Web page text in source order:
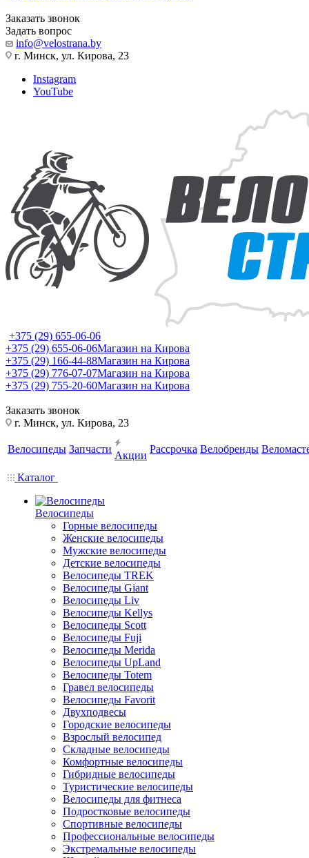
Заказать звонок
Задать вопрос
info@velostrana.by
г. Минск, ул. Кирова, 23
Instagram
YouTube
+375 (29) 655-06-06
+375 (29) 655-06-06Магазин на Кирова
+375 (29) 166-44-88Магазин на Кирова
+375 (29) 776-07-07Магазин на Кирова
+375 (29) 755-20-60Магазин на Кирова
Заказать звонок
г. Минск, ул. Кирова, 23
Велосипеды Запчасти
Акции
Рассрочка Велобренды
Каталог
Велосипеды
Горные велосипеды
Женские велосипеды
Мужские велосипеды
Детские велосипеды
Велосипеды TREK
Велосипеды Giant
Велосипеды Liv
Велосипеды Kellys
Велосипеды Scott
Велосипеды Fuji
Велосипеды Merida
Велосипеды UpLand
Велосипеды Totem
Гравел велосипеды
Велосипеды Favorit
Двухподвесы
Городские велосипеды
Взрослый велосипед
Складные велосипеды
Комфортные велосипеды
Гибридные велосипеды
Туристические велосипеды
Велосипеды для фитнеса
Подростковые велосипеды
Спортивные велосипеды
Профессиональные велосипеды
Экстремальные велосипеды